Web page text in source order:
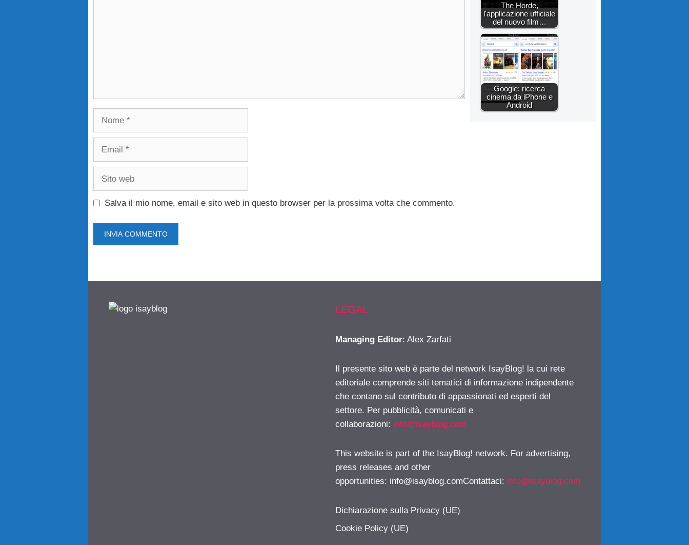
Nome
Email
Sito
Salva il mio nome, email e sito web in questo browser per la prossima volta che commento.
The Horde,
l'applicazione ufficiale
del nuovo film…
Google: ricerca
cinema da iPhone e
Android
LEGAL
Managing Editor: Alex Zarfati
Il presente sito web è parte del network IsayBlog! la cui rete
editoriale comprende siti tematici di informazione indipendente
che contano sul contributo di appassionati ed esperti del
settore. Per pubblicità, comunicati e
collaborazioni: info@isayblog.com
This website is part of the IsayBlog! network. For advertising,
press releases and other
opportunities: info@isayblog.comContattaci: info@isayblog.com
Dichiarazione sulla Privacy (UE)
Cookie Policy (UE)